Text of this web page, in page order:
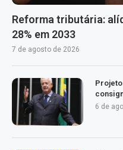
Reforma tributária:
28% em 2033
7 de agosto de 2026
6 de